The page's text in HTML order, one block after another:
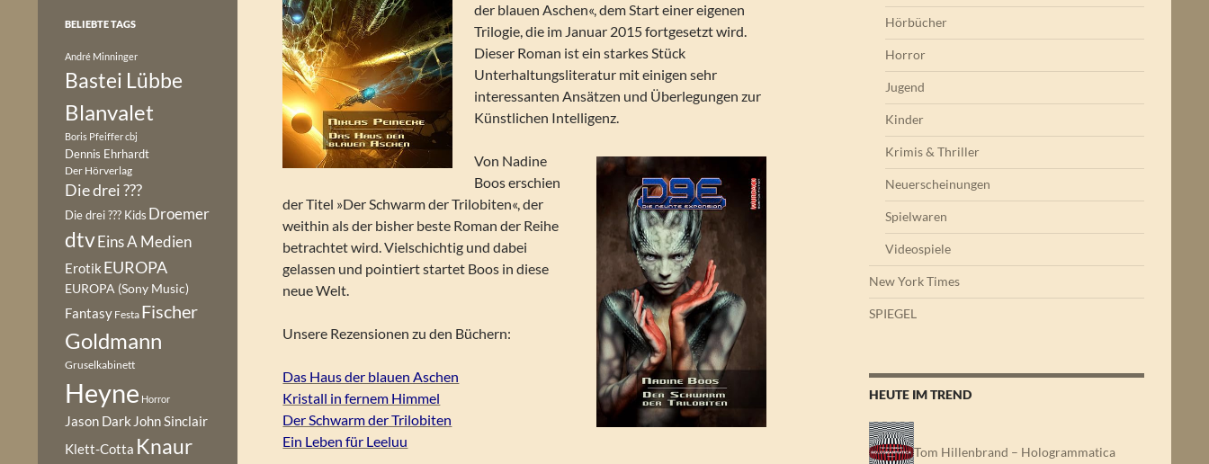
der blauen Aschen«, dem Start einer eigenen
Trilogie, die im Januar 2015 fortgesetzt wird.
Dieser Roman ist ein starkes Stück
Unterhaltungsliteratur mit einigen sehr
interessanten Ansätzen und Überlegungen zur
Künstlichen Intelligenz.
Von Nadine
Boos erschien
der Titel »Der Schwarm der Trilobiten«, der
weithin als der bisher beste Roman der Reihe
betrachtet wird. Vielschichtig und dabei
gelassen und pointiert startet Boos in diese
neue Welt.
Unsere Rezensionen zu den Büchern:
Das Haus der blauen Aschen
Kristall in fernem Himmel
Der Schwarm der Trilobiten
Ein Leben für Leeluu
Hörbücher
Horror
Jugend
Kinder
Krimis & Thriller
Neuerscheinungen
Spielwaren
Videospiele
New York Times
SPIEGEL
HEUTE IM TREND
Tom Hillenbrand – Hologrammatica
BELIEBTE TAGS
André Minninger
Bastei Lübbe
Blanvalet
Boris Pfeiffercbj
Dennis Ehrhardt
Der Hörverlag
Die drei ???
Die drei ??? Kids Droemer
dtvEins A Medien
Erotik EUROPA
EUROPA (Sony Music)
Fantasy Festa Fischer
Goldmann
Gruselkabinett
Heyne Horror
Jason Dark John Sinclair
Klett-Cotta Knaur